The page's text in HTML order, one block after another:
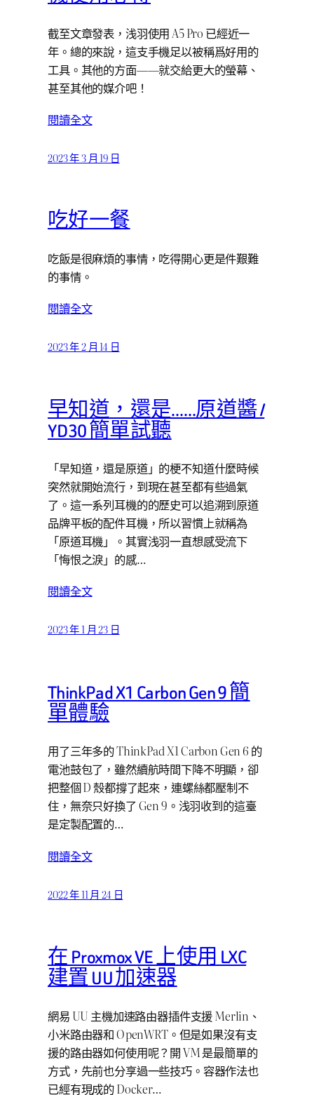
截至文章發表，浅羽使用 A5 Pro 已經近一
年。總的來說，這支手機足以被稱爲好用的
工具。其他的方面——就交給更大的螢幕、
甚至其他的媒介吧！
閱讀全文
2023 年 3 月 19 日
吃好一餐
吃飯是很麻煩的事情，吃得開心更是件艱難
的事情。
閱讀全文
2023 年 2 月 14 日
早知道，還是……原道醬 /
YD30 簡單試聽
「早知道，還是原道」的梗不知道什麼時候
突然就開始流行，到現在甚至都有些過氣
了。這一系列耳機的的歷史可以追溯到原道
品牌平板的配件耳機，所以習慣上就稱為
「原道耳機」。其實浅羽一直想感受流下
「悔恨之淚」的感…
閱讀全文
2023 年 1 月 23 日
ThinkPad X1 Carbon Gen 9 簡
單體驗
用了三年多的 ThinkPad X1 Carbon Gen 6 的
電池鼓包了，雖然續航時間下降不明顯，卻
把整個 D 殼都撐了起來，連螺絲都壓制不
住，無奈只好換了 Gen 9。浅羽收到的這臺
是定製配置的…
閱讀全文
2022 年 11 月 24 日
在 Proxmox VE 上使用 LXC
建置 UU 加速器
網易 UU 主機加速路由器插件支援 Merlin、
小米路由器和 OpenWRT。但是如果沒有支
援的路由器如何使用呢？開 VM 是最簡單的
方式，先前也分享過一些技巧。容器作法也
已經有現成的 Docker…